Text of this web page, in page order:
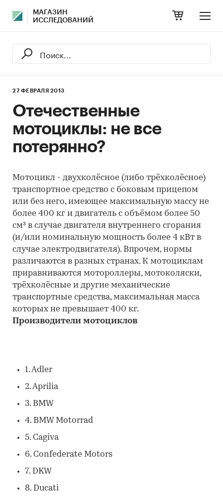
МАГАЗИН
ИССЛЕДОВАНИЙ
27 ФЕВРАЛЯ 2013
Отечественные
мотоциклы: не все
потерянно?
Мотоцикл - двухколёсное (либо трёхколёсное)
транспортное средство с боковым прицепом
или без него, имеющее максимальную массу не
более 400 кг и двигатель с объёмом более 50
см³ в случае двигателя внутреннего сгорания
(и/или номинальную мощность более 4 кВт в
случае электродвигателя). Впрочем, нормы
различаются в разных странах. К мотоциклам
приравниваются мотороллеры, мотоколяски,
трёхколёсные и другие механические
транспортные средства, максимальная масса
которых не превышает 400 кг.
Производители мотоциклов
1. Adler
2. Aprilia
3. BMW
4. BMW Motorrad
5. Cagiva
6. Confederate Motors
7. DKW
8. Ducati